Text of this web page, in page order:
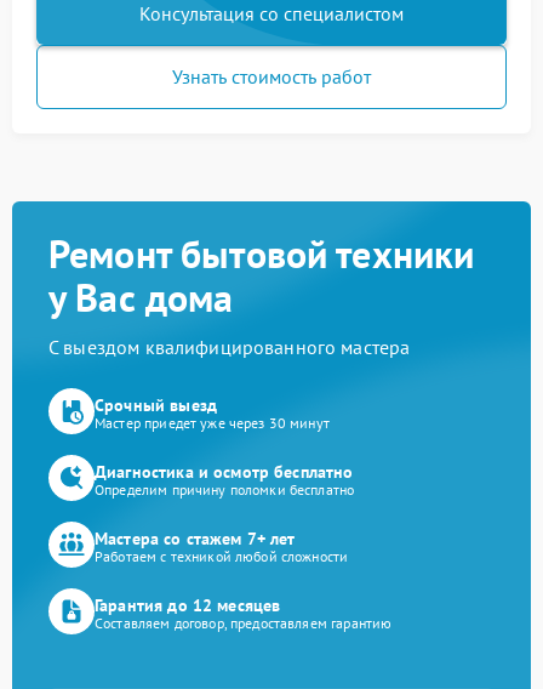
Консультация со специалистом
Узнать стоимость работ
Ремонт бытовой техники
у Вас дома
С выездом квалифицированного мастера
Срочный выезд
Мастер приедет уже через 30 минут
Диагностика и осмотр бесплатно
Определим причину поломки бесплатно
Мастера со стажем 7+ лет
Работаем с техникой любой сложности
Гарантия до 12 месяцев
Составляем договор, предоставляем гарантию